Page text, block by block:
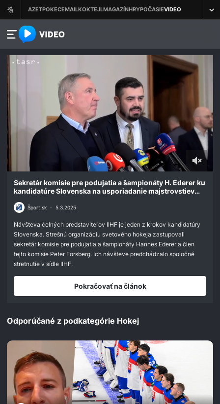
azet.video.sk
56
seconds
Sekretár komisie pre podujatia a šampionáty H. Ederer ku
kandidatúre Slovenska na usporiadanie majstrovstiev
Šport.sk • 5.3.2025
Návšteva čelných predstaviteľov IIHF je jeden z krokov kandidatúry
Slovenska. Strešnú organizáciu svetového hokeja zastupovali
sekretár komisie pre podujatia a šampionáty Hannes Ederer a člen
tejto komisie Peter Forsberg. Ich návšteve predchádzalo spoločné
stretnutie v sídle IIHF.
Pokračovať na článok
Odporúčané z podkategórie Hokej